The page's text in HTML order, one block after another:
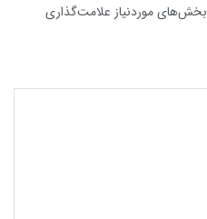
بخش‌های موردنیاز علامت‌گذاری